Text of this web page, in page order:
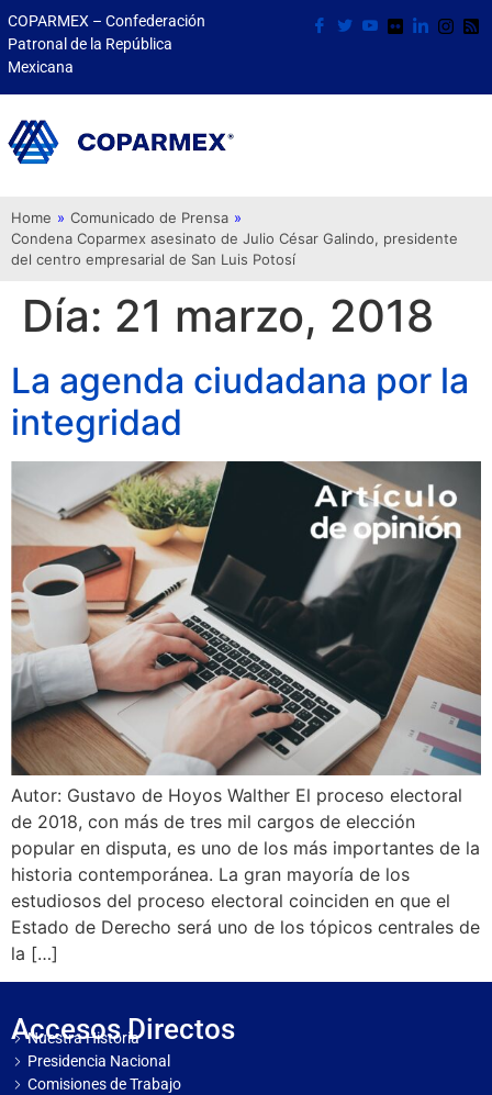
COPARMEX – Confederación
Patronal de la República
Mexicana
Home » Comunicado de Prensa »
Condena Coparmex asesinato de Julio César Galindo, presidente
del centro empresarial de San Luis Potosí
Día: 21 marzo, 2018
La agenda ciudadana por la
integridad
Autor: Gustavo de Hoyos Walther El proceso electoral
de 2018, con más de tres mil cargos de elección
popular en disputa, es uno de los más importantes de la
historia contemporánea. La gran mayoría de los
estudiosos del proceso electoral coinciden en que el
Estado de Derecho será uno de los tópicos centrales de
la […]
Accesos Directos
Nuestra Historia
Presidencia Nacional
Comisiones de Trabajo